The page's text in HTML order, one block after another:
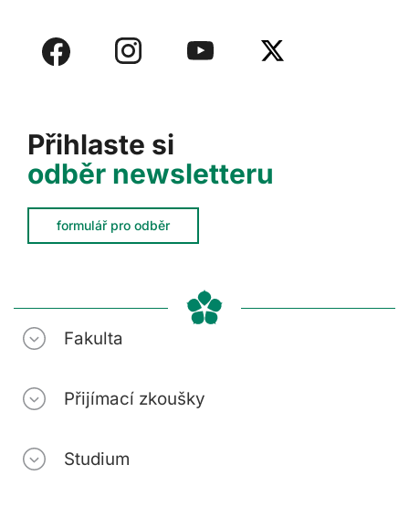
Přihlaste si
odběr newsletteru
formulář pro odběr
Fakulta
Přijímací zkoušky
Studium